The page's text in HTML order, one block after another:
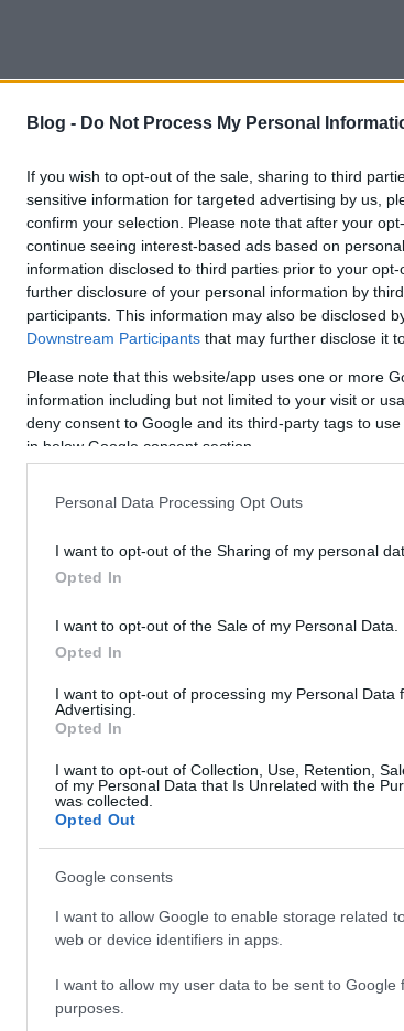
Blog - Do Not Process My Personal
If you wish to opt-out of the sale, sharing to third
sensitive information for targeted advertising by us,
confirm your selection. Please note that after your
continue seeing interest-based ads based on
information disclosed to third parties prior to your
further disclosure of your personal information by
participants. This information may also be disclosed
Downstream Participants that may further disclose it
Please note that this website/app uses one or more
information including but not limited to your visit or
deny consent to Google and its third-party tags to
in below Google consent section.
Personal Data Processing Opt Outs
I want to opt-out of the Sharing of my personal
Opted In
I want to opt-out of the Sale of my Personal Data.
Opted In
I want to opt-out of processing my Personal Data
Advertising.
Opted In
I want to opt-out of Collection, Use, Retention,
of my Personal Data that Is Unrelated with the
was collected.
Opted Out
Google consents
I want to allow Google to enable storage related
web or device identifiers in apps.
I want to allow my user data to be sent to Google
purposes.